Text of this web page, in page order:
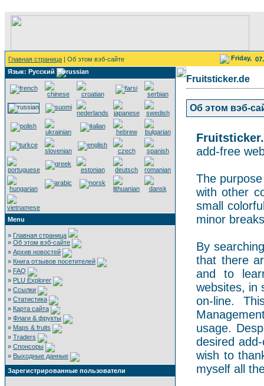
Главная страница | Об этом вэб-сайте Friday,
Язык: Русский
Menu
» Главная страница
» Об этом вэб-сайте
» Архив новостей
» Книга отзывов посетителей
» FAQ
» PLU Explorer
» Ссылки
» Статистика
» Карта сайта
» Флаги & фрукты
» Maps & fruits
» Traders
» Спонсоры
» Выходные данные
Зарегистрированные пользователи
Fruitsticker.de
Об этом вэб-
add-free
The
with other
small
minor
By
that there
and to
websites, in
on-line.
usage.
desired
wish to
myself all